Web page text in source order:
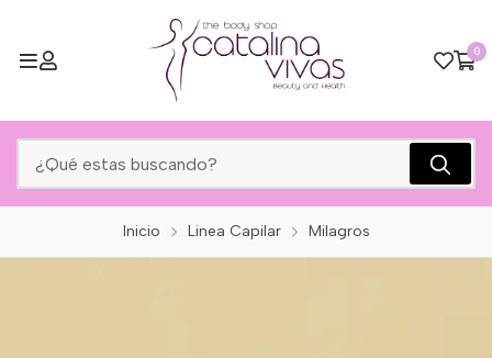
0
Inicio Linea Capilar Milagros